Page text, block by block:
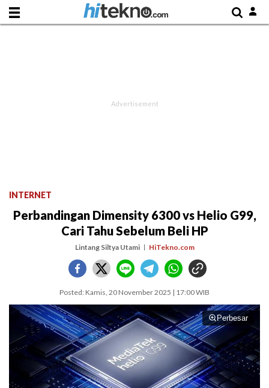
INTERNET
Perbandingan Dimensity 6300 vs Helio G99,
Cari Tahu Sebelum Beli HP
Lintang Siltya Utami HiTekno.com
Posted: Kamis, 20 November 2025 | 17:00 WIB
Perbesar